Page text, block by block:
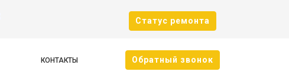
Cтатус ремонта
КОНТАКТЫ Oбратный звонок